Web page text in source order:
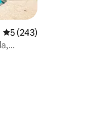
5 de uma avaliação
5 (243)